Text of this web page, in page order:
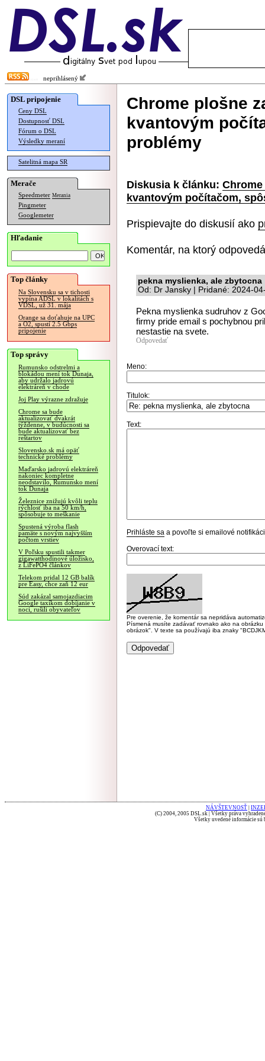
neprihlásený
DSL pripojenie
Ceny DSL
Dostupnosť DSL
Fórum o DSL
Výsledky meraní
Satelitná mapa SR
Merače
Speedmeter Merania
Pingmeter
Googlemeter
Hľadanie
Top články
Na Slovensku sa v tichosti
vypína ADSL v lokalitách s
VDSL, už 31. mája
Orange sa doťahuje na UPC
a O2, spustí 2.5 Gbps
pripojenie
Top správy
Rumunsko odstrelmi a
blokádou mení tok Dunaja,
aby udržalo jadrovú
elektráreň v chode
Joj Play výrazne zdražuje
Chrome sa bude
aktualizovať dvakrát
týždenne, v budúcnosti sa
bude aktualizovať bez
reštartov
Slovensko.sk má opäť
technické problémy
Maďarsko jadrovú elektráreň
nakoniec kompletne
neodstavilo, Rumunsko mení
tok Dunaja
Železnice znižujú kvôli teplu
rýchlosť iba na 50 km/h,
spôsobuje to meškanie
Spustená výroba flash
pamäte s novým najvyšším
počtom vrstiev
V Poľsku spustili takmer
gigawatthodinové úložisko,
z LiFePO4 článkov
Telekom pridal 12 GB balík
pre Easy, chce zaň 12 eur
Súd zakázal samojazdiacim
Google taxíkom dobíjanie v
noci, rušili obyvateľov
Chrome plošne
kvantovým
problémy
Diskusia k článku:
kvantovým počítačom,
Prispievajte do diskusií ako
Komentár, na ktorý
pekna myslienka, ale zbytocna
Od: Dr Jansky | Pridané: 2024-
Pekna myslienka sudruhov z
firmy pride email s pochybnou
nestastie na svete.
Odpovedať
Meno:
Titulok:
Text:
Prihláste sa a povoľte si emailové
Overovací text:
Pre overenie, že komentár sa nepridáva
Písmená musíte zadávať rovnako ako na
obrázok". V texte sa používajú iba znaky
NÁVŠTEVNOSŤ
(C) 2004, 2005 DSL.sk | Všetky práva
Všetky uvedené informácie sú